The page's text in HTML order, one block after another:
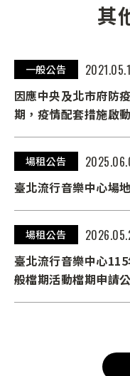
其
一般公告
因應中央及北市府防
期，疫情配套措施啟動
場租公告
臺北流行音樂中心場
場租公告
臺北流行音樂中心
般檔期活動檔期申請